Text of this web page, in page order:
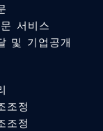
서비스
및 기업공개
조정
조정